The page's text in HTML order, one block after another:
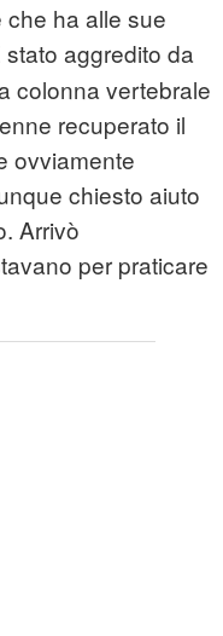
ha alle sue
stato aggredito da
colonna vertebrale
recuperato il
ovviamente
chiesto aiuto
Arrivò
per praticare